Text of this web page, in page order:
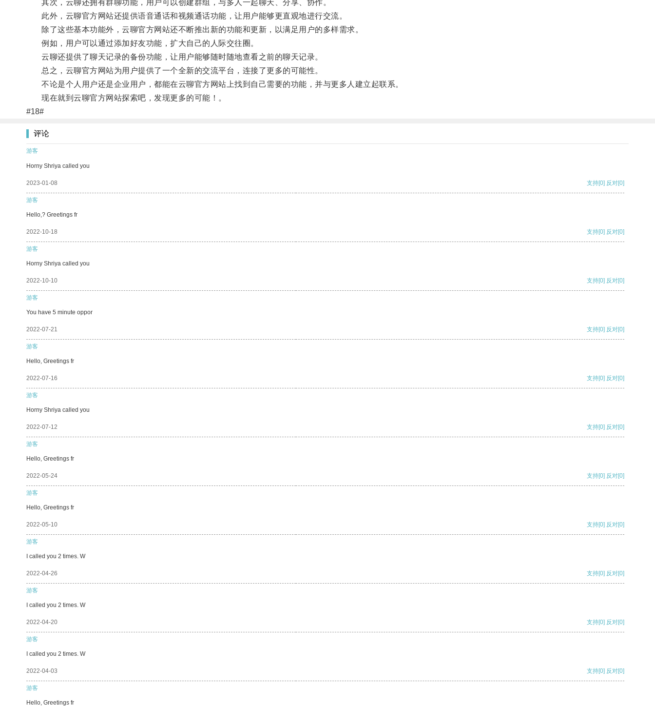
其次，云聊还拥有群聊功能，用户可以创建群组，与多人一起聊天、分享、协作。
此外，云聊官方网站还提供语音通话和视频通话功能，让用户能够更直观地进行交流。
除了这些基本功能外，云聊官方网站还不断推出新的功能和更新，以满足用户的多样需求。
例如，用户可以通过添加好友功能，扩大自己的人际交往圈。
云聊还提供了聊天记录的备份功能，让用户能够随时随地查看之前的聊天记录。
总之，云聊官方网站为用户提供了一个全新的交流平台，连接了更多的可能性。
不论是个人用户还是企业用户，都能在云聊官方网站上找到自己需要的功能，并与更多人建立起联系。
现在就到云聊官方网站探索吧，发现更多的可能！。
#18#
评论
游客
Horny Shriya called you
2023-01-08 支持[0] 反对[0]
游客
Hello,? Greetings fr
2022-10-18 支持[0] 反对[0]
游客
Horny Shriya called you
2022-10-10 支持[0] 反对[0]
游客
You have 5 minute oppor
2022-07-21 支持[0] 反对[0]
游客
Hello, Greetings fr
2022-07-16 支持[0] 反对[0]
游客
Horny Shriya called you
2022-07-12 支持[0] 反对[0]
游客
Hello, Greetings fr
2022-05-24 支持[0] 反对[0]
游客
Hello, Greetings fr
2022-05-10 支持[0] 反对[0]
游客
I called you 2 times. W
2022-04-26 支持[0] 反对[0]
游客
I called you 2 times. W
2022-04-20 支持[0] 反对[0]
游客
I called you 2 times. W
2022-04-03 支持[0] 反对[0]
游客
Hello, Greetings fr